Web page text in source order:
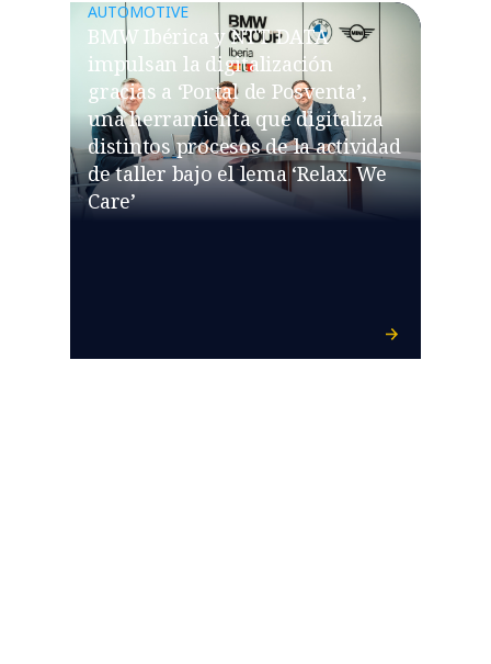
AUTOMOTIVE
BMW Ibérica y NTT DATA
impulsan la digitalización
gracias a ‘Portal de Posventa’,
una herramienta que digitaliza
distintos procesos de la actividad
de taller bajo el lema ‘Relax. We
Care’